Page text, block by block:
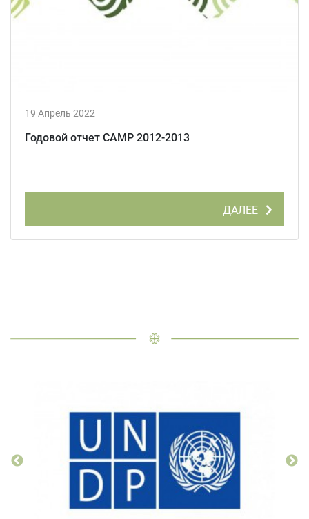
19 Апрель 2022
Годовой отчет CAMP 2012-2013
ДАЛЕЕ